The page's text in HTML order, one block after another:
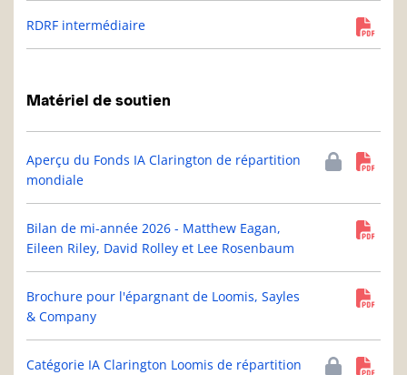
RDRF intermédiaire
Matériel de soutien
Aperçu du Fonds IA Clarington de répartition
mondiale
Bilan de mi-année 2026 - Matthew Eagan,
Eileen Riley, David Rolley et Lee Rosenbaum
Brochure pour l'épargnant de Loomis, Sayles
& Company
Catégorie IA Clarington Loomis de répartition